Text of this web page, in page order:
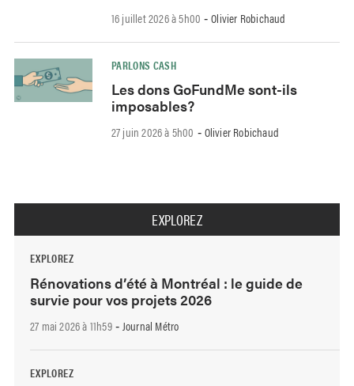
16 juillet 2026 à 5h00 -Olivier Robichaud
PARLONS CASH
Les dons GoFundMe sont-ils
imposables?
27 juin 2026 à 5h00 - Olivier Robichaud
EXPLOREZ
EXPLOREZ
Rénovations d’été à Montréal : le guide de
survie pour vos projets 2026
27 mai 2026 à 11h59- Journal Métro
EXPLOREZ